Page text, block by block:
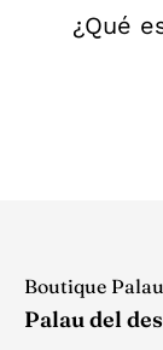
¿Qué
Boutique
Palau del